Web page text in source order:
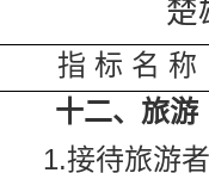
楚
指 标 名 称
十二、旅游
1.接待旅游者